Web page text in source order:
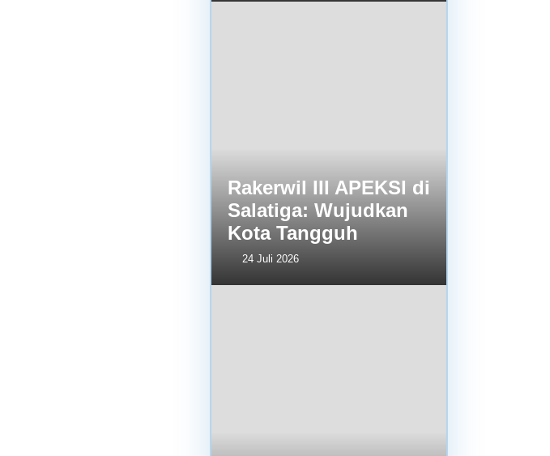
Rakerwil III APEKSI di
Salatiga: Wujudkan
Kota Tangguh
24 Juli 2026